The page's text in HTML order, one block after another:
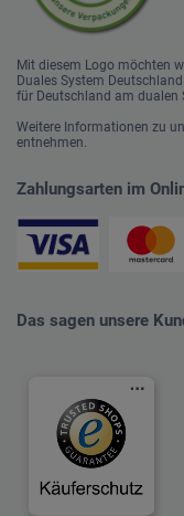
Mit diesem Logo möchten
Duales System
für Deutschland am dualen
Weitere Informationen zu
entnehmen.
Zahlungsarten im
Das sagen unsere